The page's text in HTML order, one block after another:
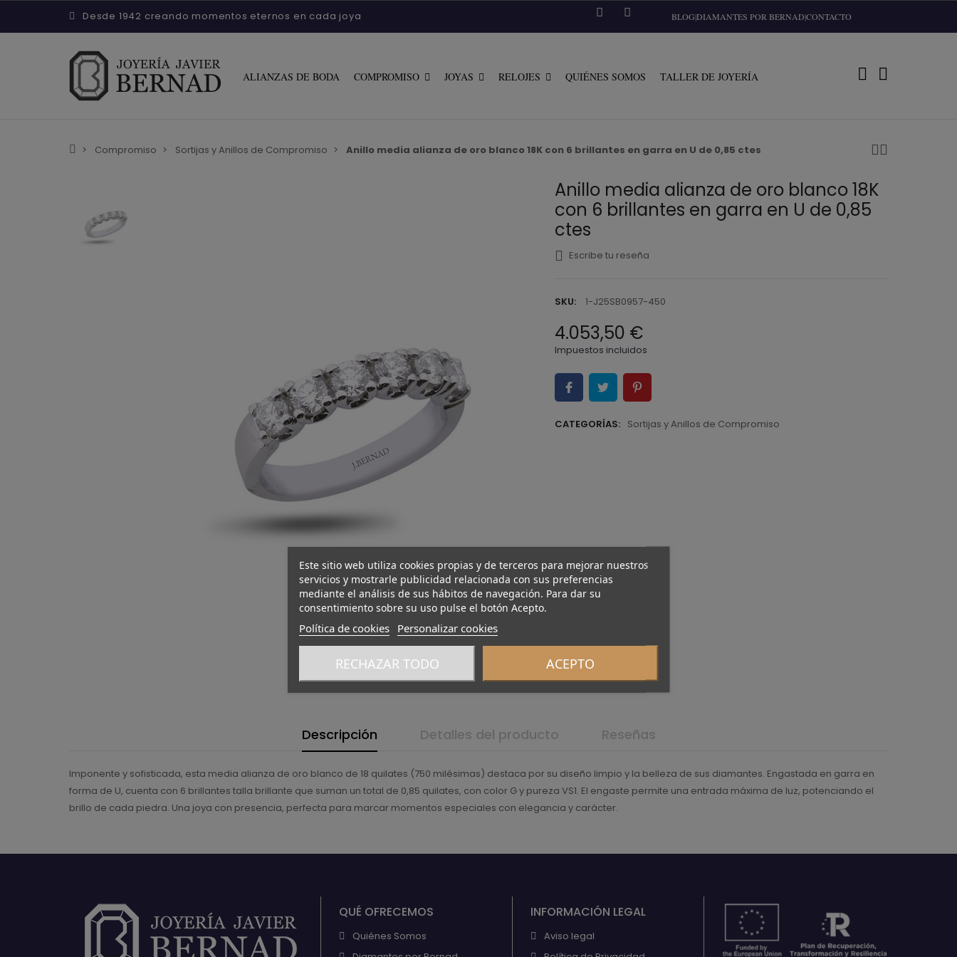
Desde 1942 creando momentos eternos en cada joya BLOG|DIAMANTES POR BERNAD|CONTACTO
ALIANZAS DE BODA COMPROMISO JOYAS RELOJES QUIÉNES SOMOS TALLER DE JOYERÍA
Compromiso Sortijas y Anillos de Compromiso Anillo media alianza de oro blanco 18K con 6 brillantes en garra en U de 0,85 ctes
Anillo media alianza de oro blanco 18K
con 6 brillantes en garra en U de 0,85
ctes
Escribe tu reseña
SKU: 1-J25SB0957-450
4.053,50 €
Impuestos incluidos
CATEGORÍAS: Sortijas y Anillos de Compromiso
Descripción Detalles del producto Reseñas
Imponente y sofisticada, esta media alianza de oro blanco de 18 quilates (750 milésimas) destaca por su diseño limpio y la belleza de sus diamantes. Engastada en garra en
forma de U, cuenta con 6 brillantes talla brillante que suman un total de 0,85 quilates, con color G y pureza VS1. El engaste permite una entrada máxima de luz, potenciando el
brillo de cada piedra. Una joya con presencia, perfecta para marcar momentos especiales con elegancia y carácter.
Este sitio web utiliza cookies propias y de terceros para mejorar nuestros
servicios y mostrarle publicidad relacionada con sus preferencias
mediante el análisis de sus hábitos de navegación. Para dar su
consentimiento sobre su uso pulse el botón Acepto.
Política de cookies Personalizar cookies
RECHAZAR TODO ACEPTO
QUÉ OFRECEMOS
Quiénes Somos
INFORMACIÓN LEGAL
Aviso legal